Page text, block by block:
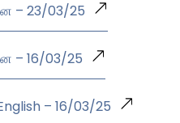
– 23/03/25
– 16/03/25
– 16/03/25